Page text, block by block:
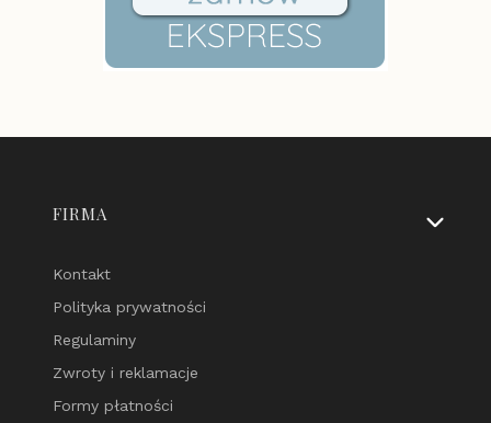
Linki w stopce
FIRMA
Kontakt
Polityka prywatności
Regulaminy
Zwroty i reklamacje
Formy płatności